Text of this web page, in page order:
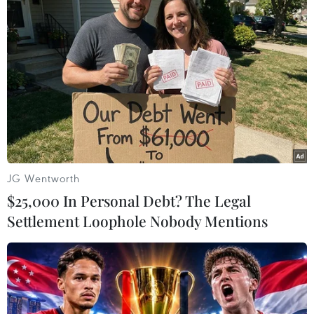
#Trấn áp #Phạm tội Thanh Hóa
Theo dõi VietnamPlus
TIN LIÊN QUAN
JG Wentworth
$25,000 In Personal Debt? The Legal
Settlement Loophole Nobody Mentions